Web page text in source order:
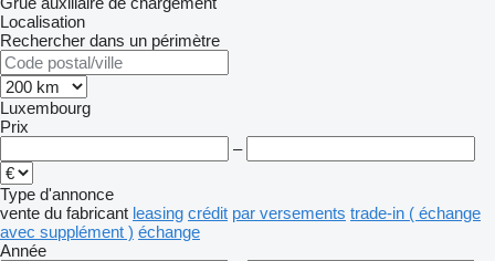
Localisation
Rechercher dans un périmètre
Luxembourg
Prix
–
Type d'annonce
vente du fabricant leasing crédit par versements trade-in ( échange
avec supplément ) échange
Année